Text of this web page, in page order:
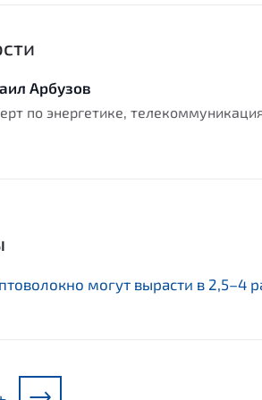
Арбузов
по энергетике,
могут вырасти в 2,5–4